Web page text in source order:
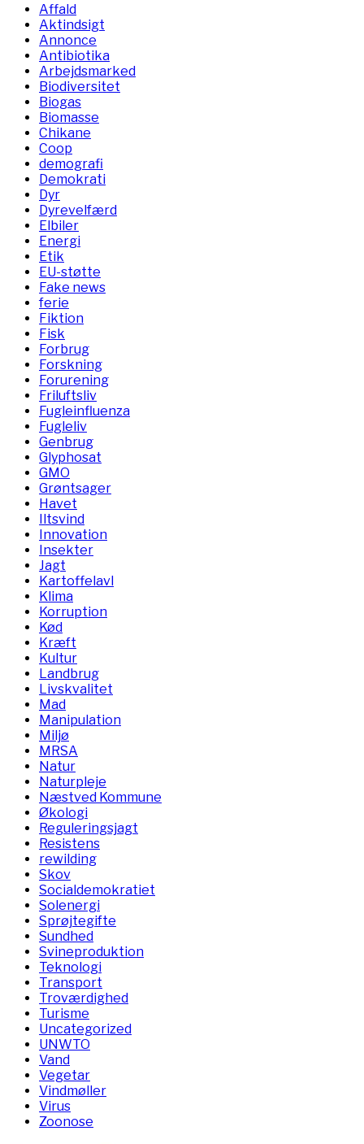
Affald
Aktindsigt
Annonce
Antibiotika
Arbejdsmarked
Biodiversitet
Biogas
Biomasse
Chikane
Coop
demografi
Demokrati
Dyr
Dyrevelfærd
Elbiler
Energi
Etik
EU-støtte
Fake news
ferie
Fiktion
Fisk
Forbrug
Forskning
Forurening
Friluftsliv
Fugleinfluenza
Fugleliv
Genbrug
Glyphosat
GMO
Grøntsager
Havet
Iltsvind
Innovation
Insekter
Jagt
Kartoffelavl
Klima
Korruption
Kød
Kræft
Kultur
Landbrug
Livskvalitet
Mad
Manipulation
Miljø
MRSA
Natur
Naturpleje
Næstved Kommune
Økologi
Reguleringsjagt
Resistens
rewilding
Skov
Socialdemokratiet
Solenergi
Sprøjtegifte
Sundhed
Svineproduktion
Teknologi
Transport
Troværdighed
Turisme
Uncategorized
UNWTO
Vand
Vegetar
Vindmøller
Virus
Zoonose